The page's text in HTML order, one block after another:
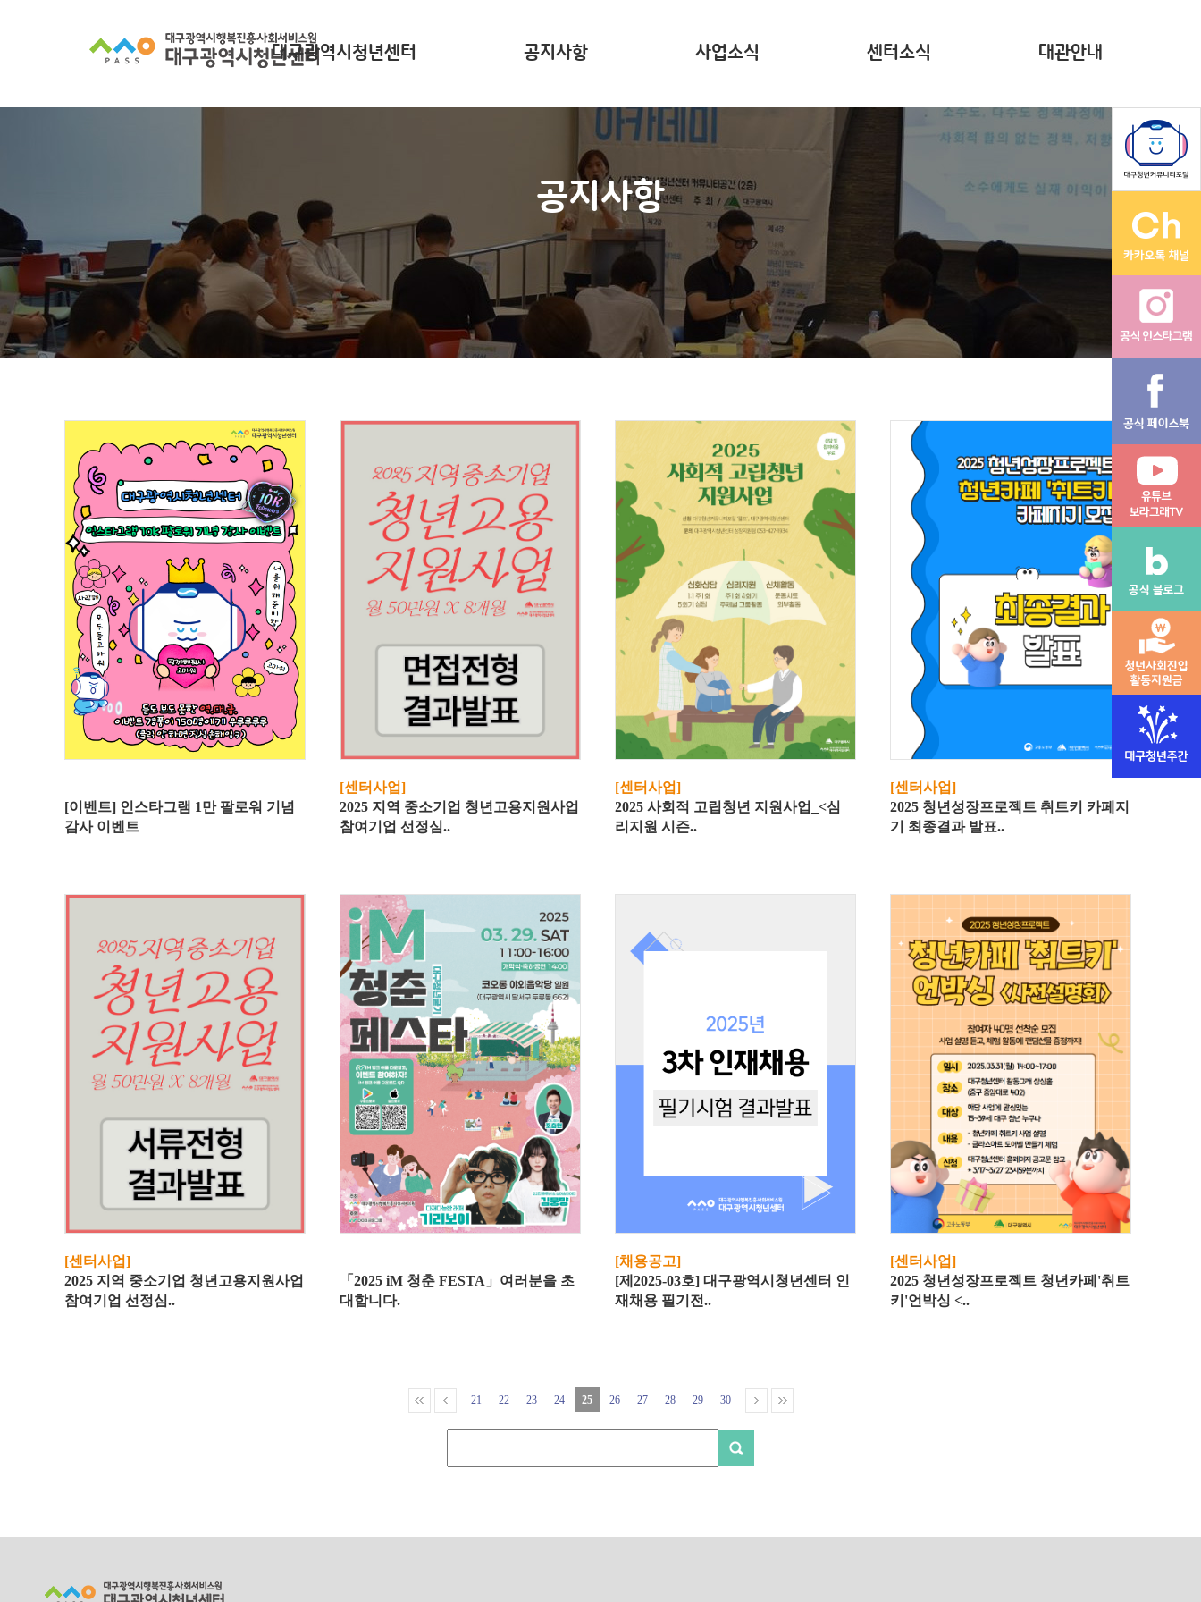
대구광역시청년센터 공지사항 사업소식 센터소식
자료집
영상
뉴스레터(~2023)
계약현황 공시
대관안내
공지사항
[이벤트] 인스타그램 1만 팔로워 기념
감사 이벤트
[센터사업]
2025 지역 중소기업 청년고용지원사업
참여기업 선정심..
[센터사업]
2025 사회적 고립청년 지원사업_<심
리지원 시즌..
[센터사업]
2025 청년성장프로젝트 취트키 카페지
기 최종결과 발표..
[센터사업]
2025 지역 중소기업 청년고용지원사업
참여기업 선정심..
「2025 iM 청춘 FESTA」여러분을 초
대합니다.
[채용공고]
[제2025-03호] 대구광역시청년센터 인
재채용 필기전..
[센터사업]
2025 청년성장프로젝트 청년카페'취트
키'언박싱 <..
21 22 23 24 25 26 27 28 29 30